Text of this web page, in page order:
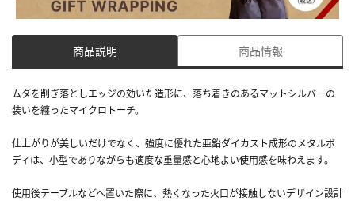
商品説明 商品情報
ムダを削ぎ落としエッジの効いた造形に、落ち着きのあるマットシルバーの
装いを纏ったマイクロトーチ。
仕上がりが美しいだけでなく、強度に優れた亜鉛ダイカスト成形のメタルボ
ディは、小型でありながらも適度な重量感と心地よい使用感を味わえます。
使用後テーブルなどへ置いた際に、熱くなった火口が接触しないデザイン設計